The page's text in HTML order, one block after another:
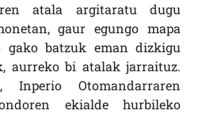
atala argitaratu dugu
gaur egungo mapa
gako batzuk eman dizkigu
aurreko bi atalak jarraituz.
Inperio Otomandarraren
ekialde hurbileko